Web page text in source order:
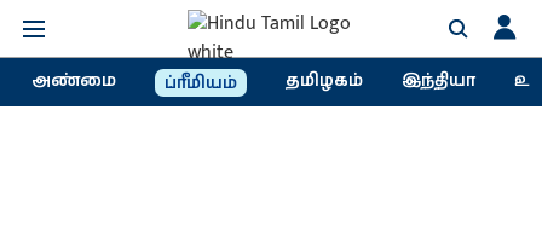
அண்மை ப்ரீமியம் தமிழகம் இந்தியா